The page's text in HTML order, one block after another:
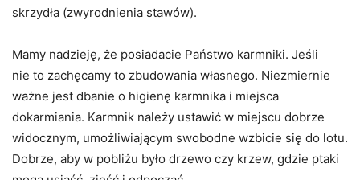
skrzydła (zwyrodnienia stawów).
Mamy nadzieję, że posiadacie Państwo karmniki. Jeśli
nie to zachęcamy to zbudowania własnego. Niezmiernie
ważne jest dbanie o higienę karmnika i miejsca
dokarmiania. Karmnik należy ustawić w miejscu dobrze
widocznym, umożliwiającym swobodne wzbicie się do lotu.
Dobrze, aby w pobliżu było drzewo czy krzew, gdzie ptaki